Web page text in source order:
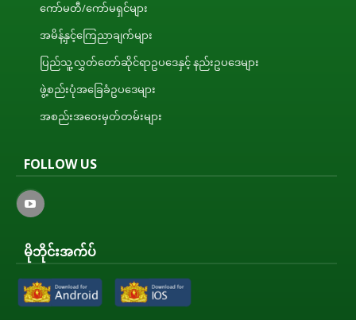
ကော်မတီ/ကော်မရှင်များ
အမိန့်နှင့်ကြေညာချက်များ
ပြည်သူ့လွှတ်တော်ဆိုင်ရာဥပဒေနှင့် နည်းဥပဒေများ
ဖွဲ့စည်းပုံအခြေခံဥပဒေများ
အစည်းအဝေးမှတ်တမ်းများ
FOLLOW US
မိုဘိုင်းအက်ပ်